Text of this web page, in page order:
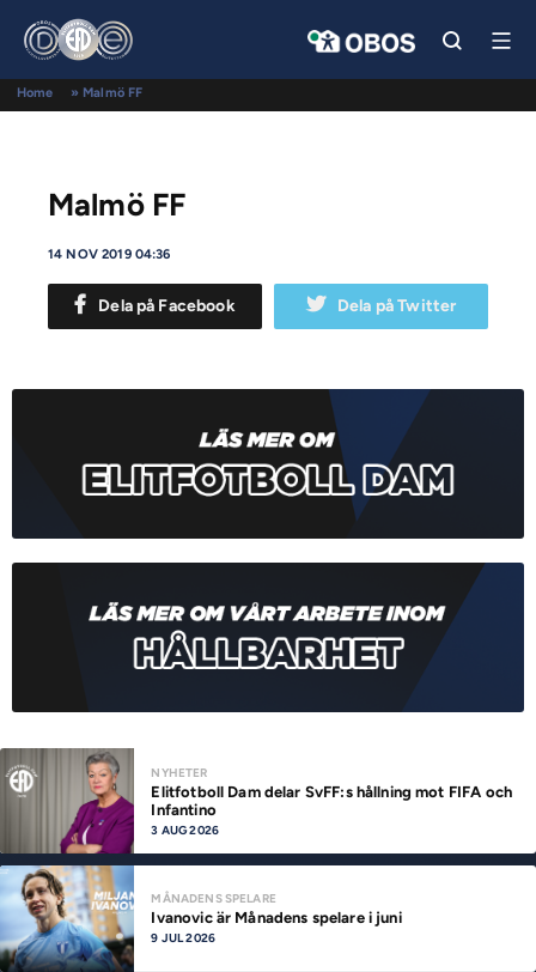
Home » Malmö FF
Malmö FF
14 NOV 2019 04:36
Dela på Facebook Dela på Twitter
NYHETER
Elitfotboll Dam delar SvFF:s hållning mot FIFA och
Infantino
3 AUG 2026
MÅNADENS SPELARE
Ivanovic är Månadens spelare i juni
9 JUL 2026